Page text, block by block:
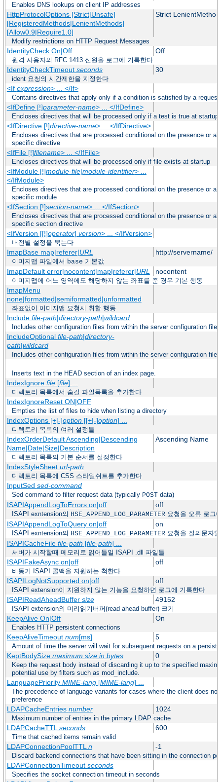
Enables DNS lookups on client IP addresses
HttpProtocolOptions [Strict|Unsafe]
[RegisteredMethods|LenientMethods]
[Allow0.9|Require1.0]
Strict LenientMetho
Modify restrictions on HTTP Request Messages
IdentityCheck On|Off Off
원격 사용자의 RFC 1413 신원을 로그에 기록한다
IdentityCheckTimeout seconds 30
ident 요청의 시간제한을 지정한다
<If expression> ... </If>
Contains directives that apply only if a condition is satisfied by a
<IfDefine [!]parameter-name> ... </IfDefine>
Encloses directives that will be processed only if a test is true at startup
<IfDirective [!]directive-name> ... </IfDirective>
Encloses directives that are processed conditional on the presence or
specific directive
<IfFile [!]filename> ... </IfFile>
Encloses directives that will be processed only if file exists at startup
<IfModule [!]module-file|module-identifier> ...
</IfModule>
Encloses directives that are processed conditional on the presence or
specific module
<IfSection [!]section-name> ... </IfSection>
Encloses directives that are processed conditional on the presence or
specific section directive
<IfVersion [[!]operator] version> ... </IfVersion>
버전별 설정을 묶는다
ImapBase map|referer|URL http://servername/
이미지맵 파일에서 base 기본값
ImapDefault error|nocontent|map|referer|URL nocontent
이미지맵에 어느 영역에도 해당하지 않는 좌표를 준 경우 기본 행동
ImapMenu
none|formatted|semiformatted|unformatted
좌표없이 이미지맵 요청시 취할 행동
Include file-path|directory-path|wildcard
Includes other configuration files from within the server configuration files
IncludeOptional file-path|directory-
path|wildcard
Includes other configuration files from within the server configuration files
Inserts text in the HEAD section of an index page.
IndexIgnore file[file] ...
디렉토리 목록에서 숨길 파일목록을 추가한다
IndexIgnoreReset ON|OFF
Empties the list of files to hide when listing a directory
IndexOptions [+|-]option[[+|-]option] ...
디렉토리 목록의 여러 설정들
IndexOrderDefault Ascending|Descending
Name|Date|Size|Description
Ascending Name
디렉토리 목록의 기본 순서를 설정한다
IndexStyleSheet url-path
디렉토리 목록에 CSS 스타일쉬트를 추가한다
InputSed sed-command
Sed command to filter request data (typically POST data)
ISAPIAppendLogToErrors on|off off
ISAPI exntension의 HSE_APPEND_LOG_PARAMETER 요청을 오류 로그
ISAPIAppendLogToQuery on|off on
ISAPI exntension의 HSE_APPEND_LOG_PARAMETER 요청을 질의문자
ISAPICacheFile file-path [file-path] ...
서버가 시작할때 메모리로 읽어들일 ISAPI .dll 파일들
ISAPIFakeAsync on|off off
비동기 ISAPI 콜백을 지원하는 척한다
ISAPILogNotSupported on|off off
ISAPI extension이 지원하지 않는 기능을 요청하면 로그에 기록한다
ISAPIReadAheadBuffer size 49152
ISAPI extension의 미리읽기버퍼(read ahead buffer) 크기
KeepAlive On|Off On
Enables HTTP persistent connections
KeepAliveTimeout num[ms] 5
Amount of time the server will wait for subsequent requests on a
KeptBodySize maximum size in bytes 0
Keep the request body instead of discarding it up to the specified
potential use by filters such as mod_include.
LanguagePriority MIME-lang[MIME-lang] ...
The precedence of language variants for cases where the client does
preference
LDAPCacheEntries number 1024
Maximum number of entries in the primary LDAP cache
LDAPCacheTTL seconds 600
Time that cached items remain valid
LDAPConnectionPoolTTL n -1
Discard backend connections that have been sitting in the connection
LDAPConnectionTimeout seconds
Specifies the socket connection timeout in seconds